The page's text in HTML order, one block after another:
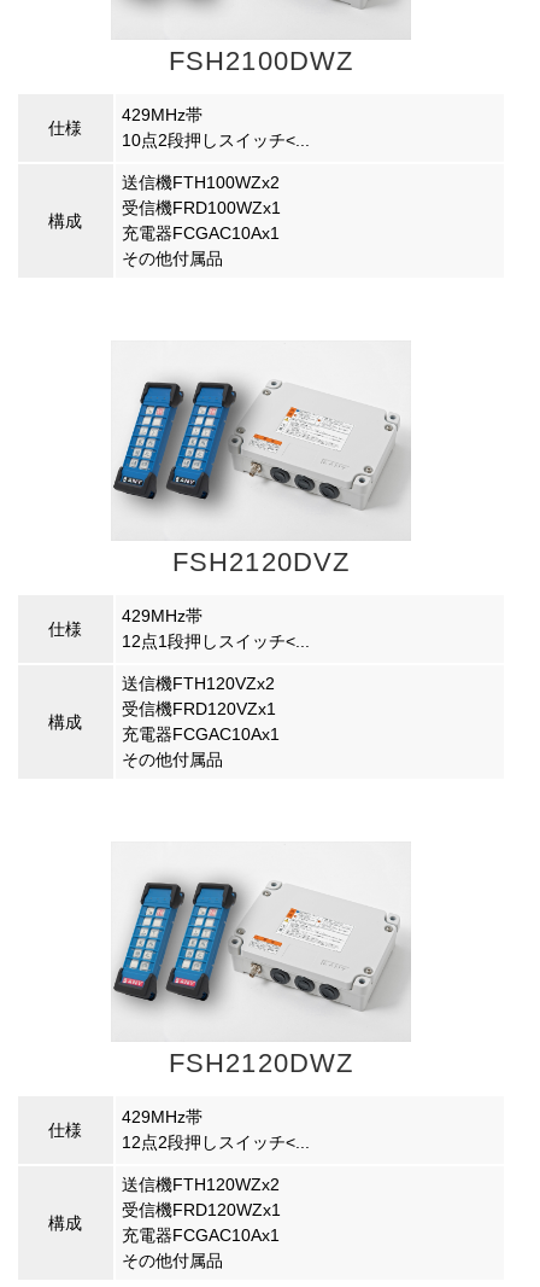
FSH2100DWZ
仕様
429MHz帯
10点2段押しスイッチ<...
構成
送信機FTH100WZx2
受信機FRD100WZx1
充電器FCGAC10Ax1
その他付属品
FSH2120DVZ
仕様
429MHz帯
12点1段押しスイッチ<...
構成
送信機FTH120VZx2
受信機FRD120VZx1
充電器FCGAC10Ax1
その他付属品
FSH2120DWZ
仕様
429MHz帯
12点2段押しスイッチ<...
構成
送信機FTH120WZx2
受信機FRD120WZx1
充電器FCGAC10Ax1
その他付属品